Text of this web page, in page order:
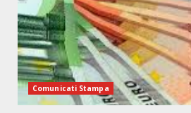
Comunicati Stampa